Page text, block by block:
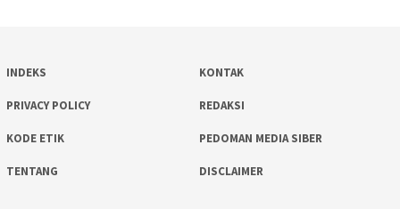
INDEKS KONTAK
PRIVACY POLICY REDAKSI
KODE ETIK PEDOMAN MEDIA SIBER
TENTANG DISCLAIMER